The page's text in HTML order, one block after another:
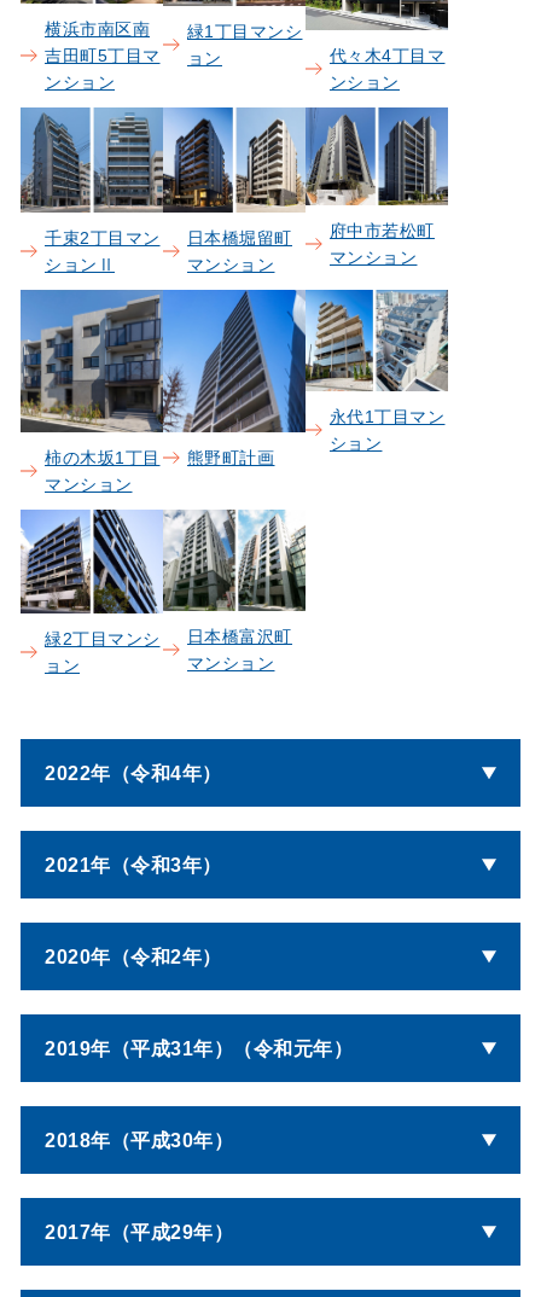
横浜市南区南
吉田町5丁目マ
ンション
緑1丁目マンシ
ョン
代々木4丁目マ
ンション
千束2丁目マン
ションⅡ
日本橋堀留町
マンション
府中市若松町
マンション
柿の木坂1丁目
マンション
熊野町計画
永代1丁目マン
ション
緑2丁目マンシ
ョン
日本橋富沢町
マンション
2022年（令和4年）
2021年（令和3年）
2020年（令和2年）
2019年（平成31年）（令和元年）
2018年（平成30年）
2017年（平成29年）